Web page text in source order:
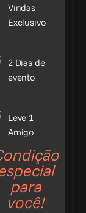
Vindas
Exclusivo
2 Dias de
evento
Leve 1
Amigo
para
você!